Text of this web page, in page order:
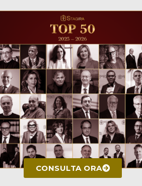
CONSULTA ORA